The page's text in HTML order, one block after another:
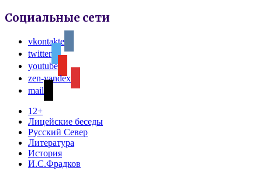
Социальные сети
vkontakte
twitter
youtube
zen-yandex
mail
12+
Лицейские беседы
Русский Север
Литература
История
И.С.Фрадков